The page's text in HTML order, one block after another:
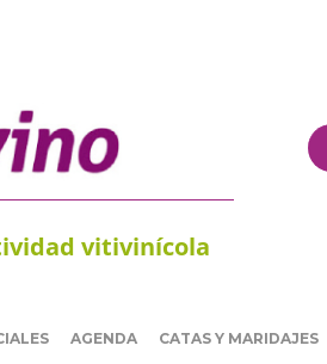
vitivinícola
AGENDA CATAS Y MARIDAJES